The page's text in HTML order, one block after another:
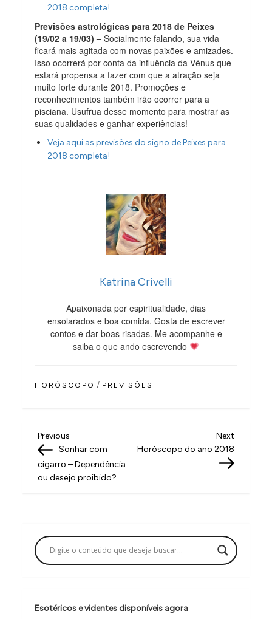
2018 completa!
Previsões astrológicas para 2018 de Peixes
(19/02 a 19/03) – Socialmente falando, sua vida
ficará mais agitada com novas paixões e amizades.
Isso ocorrerá por conta da influência da Vênus que
estará propensa a fazer com que a atração seja
muito forte durante 2018. Promoções e
reconhecimentos também irão ocorrer para a
pisciana. Usufrua desse momento para mostrar as
suas qualidades e ganhar experiências!
Veja aqui as previsões do signo de Peixes para
2018 completa!
Katrina Crivelli
Apaixonada por espiritualidade, dias
ensolarados e boa comida. Gosta de escrever
contos e dar boas risadas. Me acompanhe e
saiba o que ando escrevendo
HORÓSCOPO / PREVISÕES
N
a
v
a
ç
o
Previous
Post
Previous
Sonhar com
cigarro – Dependência
ou desejo proibido?
Next
Post
Next
Horóscopo do ano 2018
Esotéricos e videntes disponíveis agora